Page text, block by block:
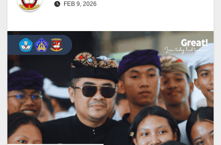
FEB 9, 2026